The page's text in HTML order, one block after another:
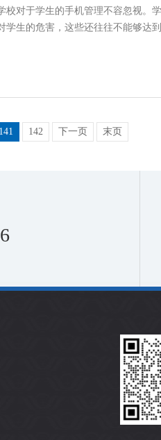
校对于学生的手机管理不容忽视。
学生的危害，这些还往往不能够达
141 142 下一页 末页